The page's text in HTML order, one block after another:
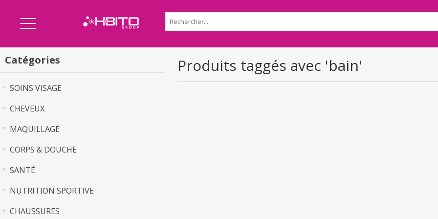
Catégories
SOINS VISAGE
CHEVEUX
MAQUILLAGE
CORPS & DOUCHE
SANTÉ
NUTRITION SPORTIVE
CHAUSSURES
Produits taggés avec 'bain'